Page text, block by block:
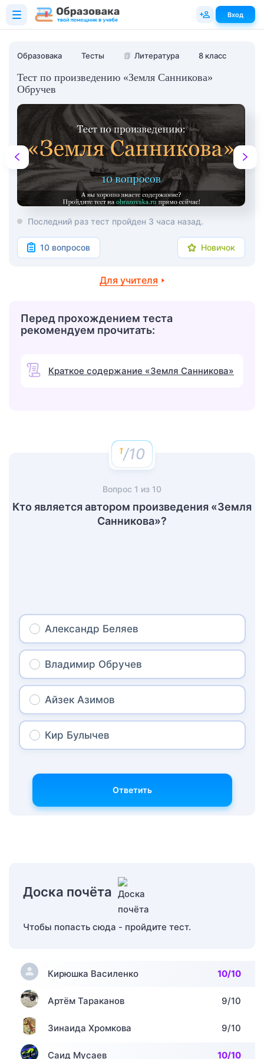
Образовака Тесты 📗 Литература 8 класс
Тест по произведению «Земля Санникова»
Обручев
Последний раз тест пройден 3 часа назад.
10 вопросов Новичок
Для учителя
Перед прохождением теста
рекомендуем прочитать:
Краткое содержание «Земля Санникова»
/10
Вопрос 1 из 10
Кто является автором произведения «Земля
Санникова»?
Александр Беляев
Владимир Обручев
Айзек Азимов
Кир Булычев
Ответить
Доска почёта
Чтобы попасть сюда - пройдите тест.
Кирюшка Василенко 10/10
Артём Тараканов 9/10
Зинаида Хромкова 9/10
Саид Мусаев 10/10
Вход